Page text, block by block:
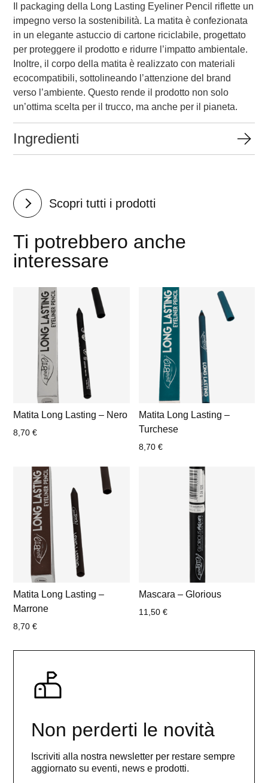
Il packaging della Long Lasting Eyeliner Pencil riflette un
impegno verso la sostenibilità. La matita è confezionata
in un elegante astuccio di cartone riciclabile, progettato
per proteggere il prodotto e ridurre l’impatto ambientale.
Inoltre, il corpo della matita è realizzato con materiali
ecocompatibili, sottolineando l’attenzione del brand
verso l’ambiente. Questo rende il prodotto non solo
un’ottima scelta per il trucco, ma anche per il pianeta.
Ingredienti
Ti potrebbero anche
interessare
Scopri tutti i prodotti
Matita Long Lasting – Nero
8,70€
Matita Long Lasting –
Turchese
8,70 €
Matita Long Lasting –
Marrone
8,70€
Mascara – Glorious
11,50 €
Non perderti le novità
Iscriviti alla nostra newsletter per restare sempre
aggiornato su eventi, news e prodotti.